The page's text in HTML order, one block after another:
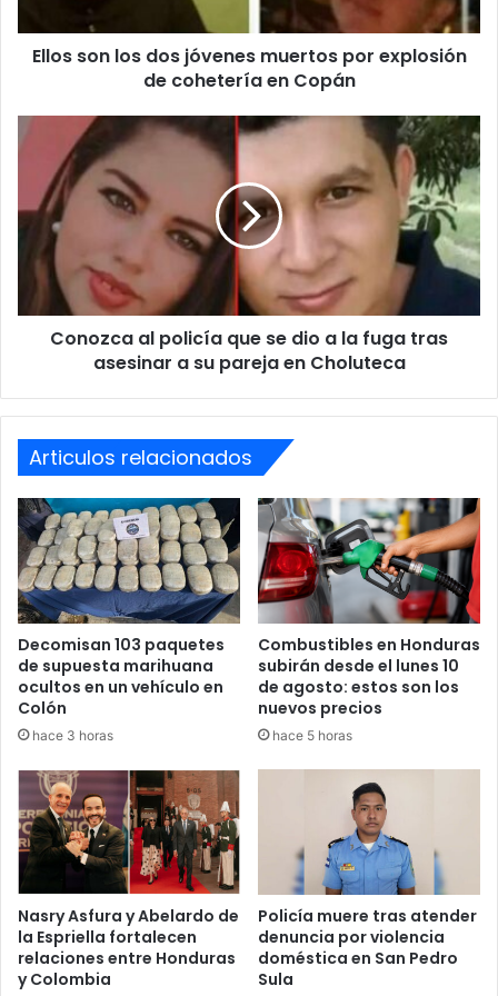
Todavía se desconoce la fecha en que fue grabado el clip,
además, hasta el momento elInstituto CEB Mary Flake
Flores, de Choloma, no se ha pronunciado para desmentir
o confirmar que el hecho ocurrió dentro de sus
instalaciones.
de
cohetería
Ellos son los dos jóvenes muertos por explosión
de cohetería en Copán
policía
que
se
fuga
en
Choluteca
Conozca al policía que se dio a la fuga tras
asesinar a su pareja en Choluteca
Articulos relacionados
Decomisan 103 paquetes
de supuesta marihuana
ocultos en un vehículo en
Colón
hace 3 horas
Combustibles en Honduras
subirán desde el lunes 10
de agosto: estos son los
nuevos precios
hace 5 horas
Nasry Asfura y Abelardo de
la Espriella fortalecen
relaciones entre Honduras
y Colombia
Policía muere tras atender
denuncia por violencia
doméstica en San Pedro
Sula